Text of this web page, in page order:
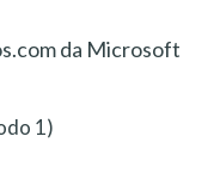
da Microsoft
1)